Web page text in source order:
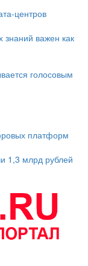
центров
знаний важен как
голосовым
платформ
1,3 млрд рублей